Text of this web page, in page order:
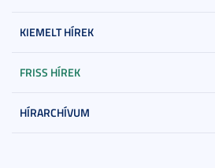
KIEMELT HÍREK
FRISS HÍREK
HÍRARCHÍVUM